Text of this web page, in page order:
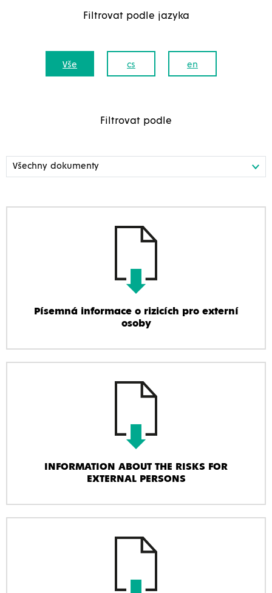
Filtrovat podle jazyka
Vše cs en
Filtrovat podle
Písemná informace o rizicích pro externí
osoby
INFORMATION ABOUT THE RISKS FOR
EXTERNAL PERSONS